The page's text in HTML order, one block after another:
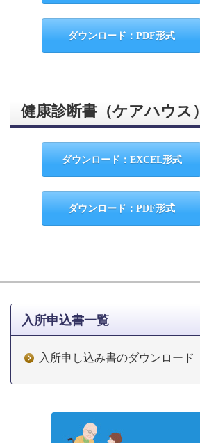
ダウンロード：PDF形式
健康診断書（ケアハウス）
ダウンロード：EXCEL形式
ダウンロード：PDF形式
入所申込書一覧
入所申し込み書のダウンロード